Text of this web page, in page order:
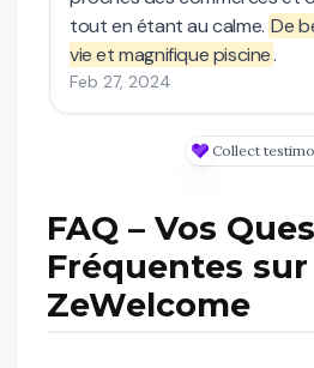
FAQ – Vos
Fréquentes sur
ZeWelcome